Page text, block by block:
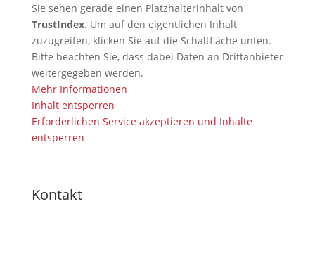
Sie sehen gerade einen Platzhalterinhalt von
TrustIndex. Um auf den eigentlichen Inhalt
zuzugreifen, klicken Sie auf die Schaltfläche unten.
Bitte beachten Sie, dass dabei Daten an Drittanbieter
weitergegeben werden.
Mehr Informationen
Inhalt entsperren
Erforderlichen Service akzeptieren und Inhalte
entsperren
Kontakt